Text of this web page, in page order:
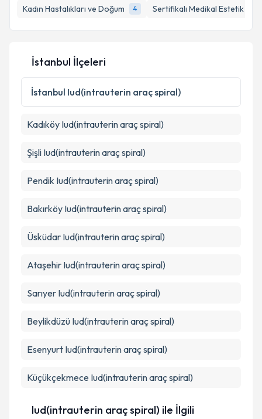
Kadın Hastalıkları ve Doğum 4 Sertifikalı Medikal Estetik
Kişisel verilerimin işlenmesine ilişkinAydınlatma
Metni
'ni okudum ve kişisel verilerimin belirtilen
kapsamda işlenmesini kabul ediyorum.
İstanbul İlçeleri
İstanbul Iud(intrauterin araç spiral)
Kadıköy Iud(intrauterin araç spiral)
Şişli Iud(intrauterin araç spiral)
Pendik Iud(intrauterin araç spiral)
Bakırköy Iud(intrauterin araç spiral)
Üsküdar Iud(intrauterin araç spiral)
Ataşehir Iud(intrauterin araç spiral)
Sarıyer Iud(intrauterin araç spiral)
Beylikdüzü Iud(intrauterin araç spiral)
Esenyurt Iud(intrauterin araç spiral)
Küçükçekmece Iud(intrauterin araç spiral)
Iud(intrauterin araç spiral) ile İlgili